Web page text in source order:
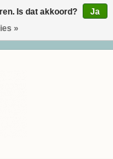
Is dat akkoord?
Ja
»